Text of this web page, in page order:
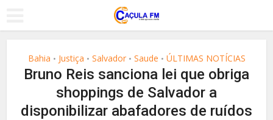
Bahia • Justiça • Salvador • Saude • ÚLTIMAS NOTÍCIAS
Bruno Reis sanciona lei que obriga
shoppings de Salvador a
disponibilizar abafadores de ruídos